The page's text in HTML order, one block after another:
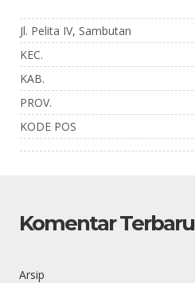
Jl. Pelita IV, Sambutan
KEC.
KAB.
PROV.
KODE POS
Komentar Terbaru
Arsip